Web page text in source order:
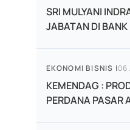
SRI MULYANI
JABATAN DI BANK
EKONOMI BISNIS |06
KEMENDAG :
PERDANA PASAR